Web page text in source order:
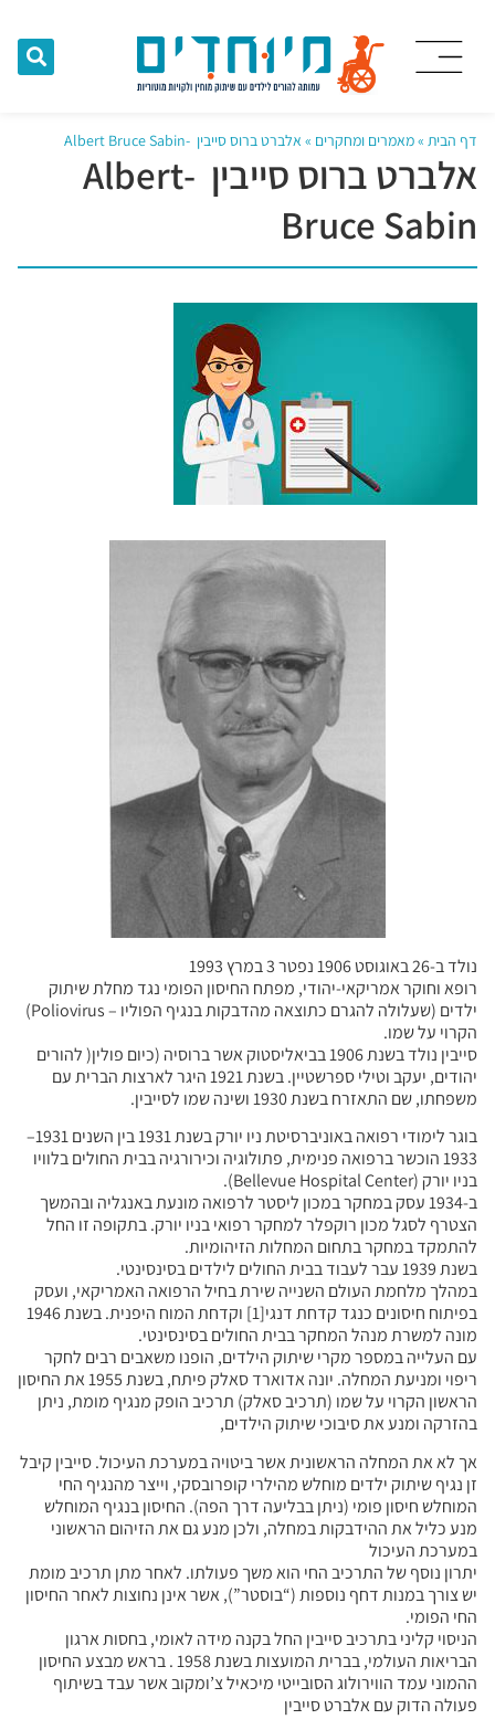
דף הבית »מאמרים ומחקרים » אלברט ברוס סייבין -Albert Bruce Sabin ‏
אלברט ברוס סייבין -Albert
Bruce Sabin ‏
נולד ב-26 באוגוסט 1906 נפטר 3 במרץ 1993
רופא וחוקר אמריקאי-יהודי, מפתח החיסון הפומי נגד מחלת שיתוק
ילדים (שעלולה להגרם כתוצאה מהדבקות בנגיף הפוליו – Poliovirus)
הקרוי על שמו.
סייבין נולד בשנת 1906 בביאליסטוק אשר ברוסיה (כיום פולין( להורים
יהודים, יעקב וטילי ספרשטיין. בשנת 1921 היגר לארצות הברית עם
משפחתו, שם התאזרח בשנת 1930 ושינה שמו לסייבין.
בוגר לימודי רפואה באוניברסיטת ניו יורק בשנת 1931 בין השנים 1931–
1933 הוכשר ברפואה פנימית, פתולוגיה וכירורגיה בבית החולים בלוויו
בניו יורק (Bellevue Hospital Center).
ב-1934 עסק במחקר במכון ליסטר לרפואה מונעת באנגליה ובהמשך
הצטרף לסגל מכון רוקפלר למחקר רפואי בניו יורק. בתקופה זו החל
להתמקד במחקר בתחום המחלות הזיהומיות.
בשנת 1939 עבר לעבוד בבית החולים לילדים בסינסינטי.
במהלך מלחמת העולם השנייה שירת בחיל הרפואה האמריקאי, ועסק
בפיתוח חיסונים כנגד קדחת דנגי[1] וקדחת המוח היפנית. בשנת 1946
מונה למשרת מנהל המחקר בבית החולים בסינסינטי.
עם העלייה במספר מקרי שיתוק הילדים, הופנו משאבים רבים לחקר
ריפוי ומניעת המחלה. יונה אדוארד סאלק פיתח, בשנת 1955 את החיסון
הראשון הקרוי על שמו (תרכיב סאלק) תרכיב הופק מנגיף מומת, ניתן
בהזרקה ומנע את סיבוכי שיתוק הילדים,
אך לא את המחלה הראשונית אשר ביטויה במערכת העיכול. סייבין קיבל
זן נגיף שיתוק ילדים מוחלש מהילרי קופרובסקי, וייצר מהנגיף החי
המוחלש חיסון פומי (ניתן בבליעה דרך הפה). החיסון בנגיף המוחלש
מנע כליל את ההידבקות במחלה, ולכן מנע גם את הזיהום הראשוני
במערכת העיכול
יתרון נוסף של התרכיב החי הוא משך פעולתו. לאחר מתן תרכיב מומת
יש צורך במנות דחף נוספות (“בוסטר”), אשר אינן נחוצות לאחר החיסון
החי הפומי.
הניסוי קליני בתרכיב סייבין החל בקנה מידה לאומי, בחסות ארגון
הבריאות העולמי, בברית המועצות בשנת 1958 . בראש מבצע החיסון
ההמוני עמד הווירולוג הסובייטי מיכאיל צ’ומקוב אשר עבד בשיתוף
פעולה הדוק עם אלברט סייבין